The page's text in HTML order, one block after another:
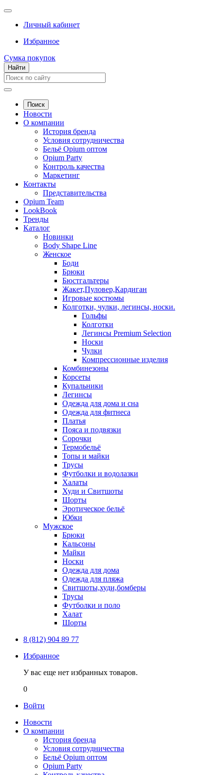
Личный кабинет
Избранное
Сумка покупок
Найти
Поиск
Новости
О компании
История бренда
Условия сотрудничества
Бельё Opium оптом
Opium Party
Контроль качества
Маркетинг
Контакты
Представительства
Opium Team
LookBook
Тренды
Каталог
Новинки
Body Shape Line
Женское
Боди
Брюки
Бюстгальтеры
Жакет,Пуловер,Кардиган
Игровые костюмы
Колготки, чулки, легинсы, носки.
Гольфы
Колготки
Легинсы Premium Selection
Носки
Чулки
Компрессионные изделия
Комбинезоны
Корсеты
Купальники
Легинсы
Одежда для дома и сна
Одежда для фитнеса
Платья
Пояса и подвязки
Сорочки
Термобельё
Топы и майки
Трусы
Футболки и водолазки
Халаты
Худи и Свитшоты
Шорты
Эротическое бельё
Юбки
Мужское
Брюки
Кальсоны
Майки
Носки
Одежда для дома
Одежда для пляжа
Свитшоты,худи,бомберы
Трусы
Футболки и поло
Халат
Шорты
8 (812) 904 89 77
Избранное
У вас еще нет избранных товаров.
0
Войти
Новости
О компании
История бренда
Условия сотрудничества
Бельё Opium оптом
Opium Party